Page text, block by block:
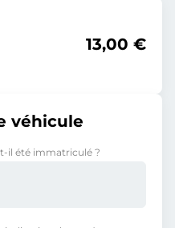
13,00 €
véhicule
il été immatriculé ?